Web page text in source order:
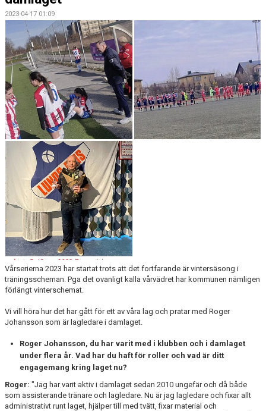
MEDLEMSKAP
KLUBBSHOP
TILL FÖRÄLDRAR
KONTAKT
SPONSORER
2023-04-17 01:09
Vårserierna 2023 har startat trots att det fortfarande är vintersäsong i
träningsscheman. Pga det ovanligt kalla vårvädret har kommunen nämligen
förlängt vinterschemat.
Vi vill höra hur det har gått för ett av våra lag och pratar med Roger
Johansson som är lagledare i damlaget.
Roger Johansson, du har varit med i klubben och i damlaget
under flera år. Vad har du haft för roller och vad är ditt
engagemang kring laget nu?
Roger: "Jag har varit aktiv i damlaget sedan 2010 ungefär och då både
som assisterande tränare och lagledare. Nu är jag lagledare och fixar allt
administrativt runt laget, hjälper till med tvätt, fixar material och